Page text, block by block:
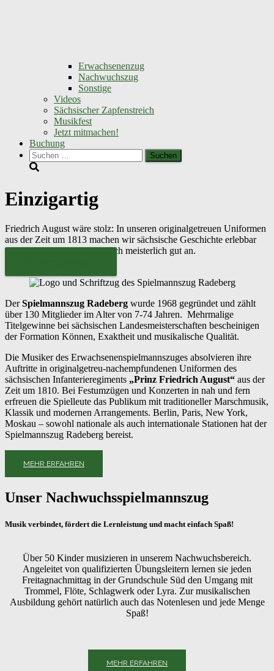
Erwachsenenzug
Nachwuchszug
Sonstige
Videos
Sächsischer Zapfenstreich
Musikfest
Jetzt mitmachen!
Buchung
Suchen
nach:
Einzigartig
Friedrich August wäre stolz: In unseren originalgetreuen Uniformen
aus der Zeit um 1813 machen wir sächsische Geschichte erlebbar
und hören uns dazu auch noch meisterlich gut an.
DerSpielmannszug Radeberg wurde 1968 gegründet und zählt
über 130 Mitglieder im Alter von 7-74 Jahren. Mehrmalige
Titelgewinne bei sächsischen Landesmeisterschaften bescheinigen
der Formation Können, Exaktheit und musikalische Qualität.
Die Musiker des Erwachsenenspielmannszuges absolvieren ihre
Auftritte in originalgetreu-nachempfundenen Uniformen des
sächsischen Infanterieregiments „Prinz Friedrich August“ aus der
Zeit um 1810. Bei Festumzügen und Konzerten in nah und fern
erfreuen die Spielleute das Publikum mit traditioneller Marschmusik,
Klassik und modernen Arrangements. Berlin, Paris, New York,
Moskau – sowohl nationale als auch internationale Stationen hat der
Spielmannszug Radeberg bereist.
MEHR ERFAHREN
Unser Nachwuchsspielmannszug
Musik verbindet, fördert die Lernleistung und macht einfach Spaß!
Über 50 Kinder musizieren in unserem Nachwuchsbereich.
Angeleitet von qualifizierten Übungsleitern lernen sie jeden
Freitagnachmittag in der Grundschule Süd den Umgang mit
Trommel, Flöte, Schlagwerk oder Lyra. Zur musikalischen
Ausbildung gehört natürlich auch das Notenlesen und jede Menge
Spaß!
MEHR ERFAHREN